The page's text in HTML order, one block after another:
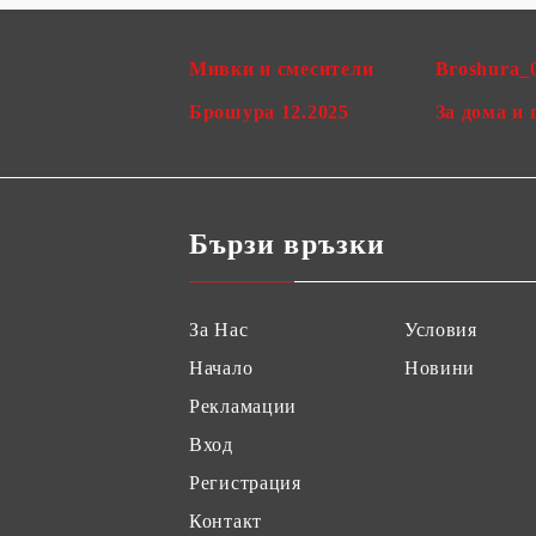
Мивки и смесители
Брошура 12.2025 За дома и
Бързи връзки
За Нас
Начало
Рекламации
Вход
Регистрация
Контакт
Условия
Новини